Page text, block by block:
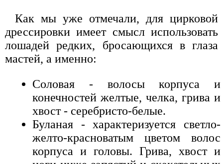
Как мы уже отмечали, для цирковой
дрессировки имеет смысл использовать
лошадей редких, бросающихся в глаза
мастей, а именно:
Соловая - волосы корпуса и
конечностей желтые, челка, грива и
хвост - серебристо-белые.
Буланая - характеризуется светло-
желто-красноватым цветом волос
корпуса и головы. Грива, хвост и